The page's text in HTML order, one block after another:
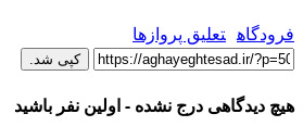
تعلیق پروازها
کپی شد.
دیدگاهی درج نشده - اولین نفر باشید